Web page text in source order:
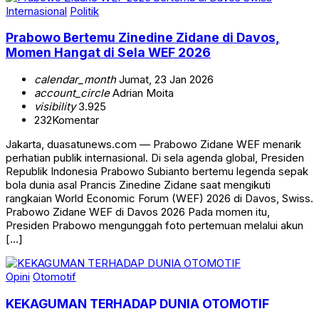
Internasional Politik
Prabowo Bertemu Zinedine Zidane di Davos,
Momen Hangat di Sela WEF 2026
calendar_monthJumat, 23 Jan 2026
account_circleAdrian Moita
visibility3.925
232Komentar
Jakarta, duasatunews.com — Prabowo Zidane WEF menarik
perhatian publik internasional. Di sela agenda global, Presiden
Republik Indonesia Prabowo Subianto bertemu legenda sepak
bola dunia asal Prancis Zinedine Zidane saat mengikuti
rangkaian World Economic Forum (WEF) 2026 di Davos, Swiss.
Prabowo Zidane WEF di Davos 2026 Pada momen itu,
Presiden Prabowo mengunggah foto pertemuan melalui akun
[…]
Opini Otomotif
KEKAGUMAN TERHADAP DUNIA OTOMOTIF